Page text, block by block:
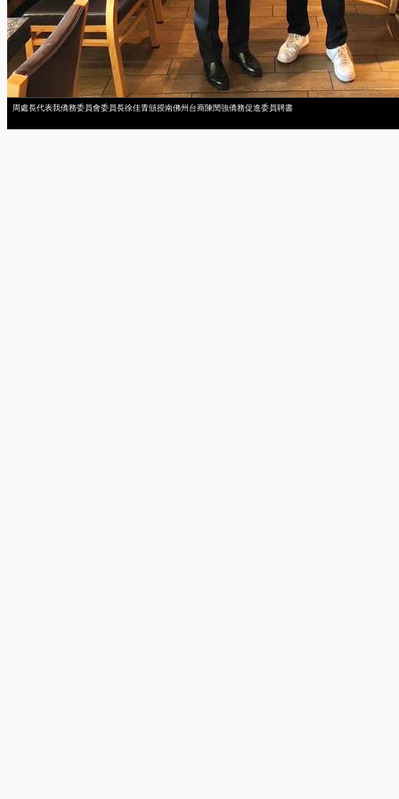
周處長代表我僑務委員會委員長徐佳青頒授南佛州台商陳閔強僑務促進委員聘書